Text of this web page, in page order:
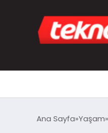
Ana Sayfa Yaşam